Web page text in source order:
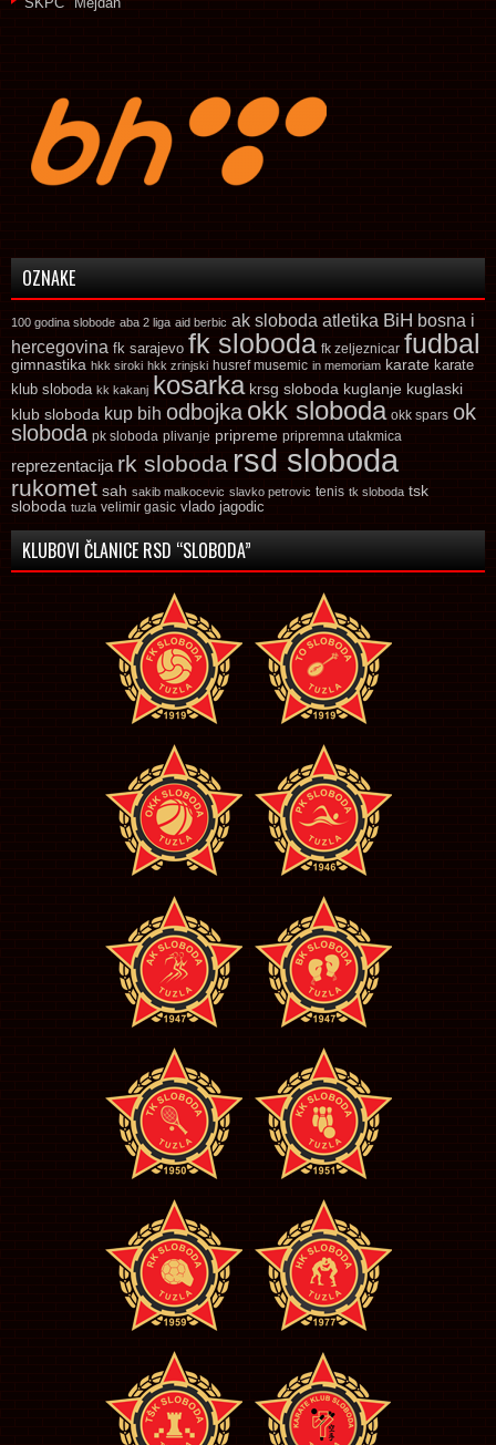
OZNAKE
100 godina slobode aba 2 liga aid berbic ak sloboda atletika BiH bosna i
hercegovina fk sarajevo fk sloboda fk zeljeznicar fudbal
gimnastika hkk siroki hkk zrinjski husref musemic in memoriam karate karate
klub sloboda kk kakanj kosarka krsg sloboda kuglanje kuglaski
klub sloboda kup bih odbojka okk sloboda okk spars ok
sloboda pk sloboda plivanje pripreme pripremna utakmica
reprezentacija rk sloboda rsd sloboda
rukomet sah sakib malkocevic slavko petrovic tenis tk sloboda tsk
sloboda tuzla velimir gasic vlado jagodic
KLUBOVI ČLANICE RSD “SLOBODA”